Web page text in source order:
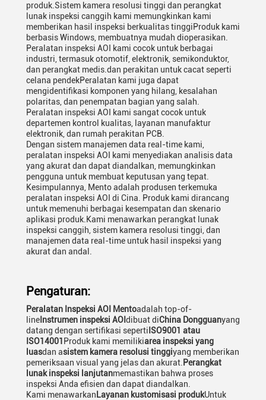
produk.Sistem kamera resolusi tinggi dan perangkat
lunak inspeksi canggih kami memungkinkan kami
memberikan hasil inspeksi berkualitas tinggiProduk kami
berbasis Windows, membuatnya mudah dioperasikan.
Peralatan inspeksi AOI kami cocok untuk berbagai
industri, termasuk otomotif, elektronik, semikonduktor,
dan perangkat medis.dan perakitan untuk cacat seperti
celana pendekPeralatan kami juga dapat
mengidentifikasi komponen yang hilang, kesalahan
polaritas, dan penempatan bagian yang salah.
Peralatan inspeksi AOI kami sangat cocok untuk
departemen kontrol kualitas, layanan manufaktur
elektronik, dan rumah perakitan PCB.
Dengan sistem manajemen data real-time kami,
peralatan inspeksi AOI kami menyediakan analisis data
yang akurat dan dapat diandalkan, memungkinkan
pengguna untuk membuat keputusan yang tepat.
Kesimpulannya, Mento adalah produsen terkemuka
peralatan inspeksi AOI di Cina. Produk kami dirancang
untuk memenuhi berbagai kesempatan dan skenario
aplikasi produk.Kami menawarkan perangkat lunak
inspeksi canggih, sistem kamera resolusi tinggi, dan
manajemen data real-time untuk hasil inspeksi yang
akurat dan andal.
Pengaturan:
Peralatan Inspeksi AOI Mentoadalah top-of-
line Instrumen inspeksi AOI dibuat diChina Dongguanyang
datang dengan sertifikasi seperti ISO9001 atau
ISO14001 Produk kami memilikiarea inspeksi yang
luasdan asistem kamera resolusi tinggiyang memberikan
pemeriksaan visual yang jelas dan akurat. Perangkat
lunak inspeksi lanjutanmemastikan bahwa proses
inspeksi Anda efisien dan dapat diandalkan.
Kami menawarkan Layanan kustomisasi produkUntuk